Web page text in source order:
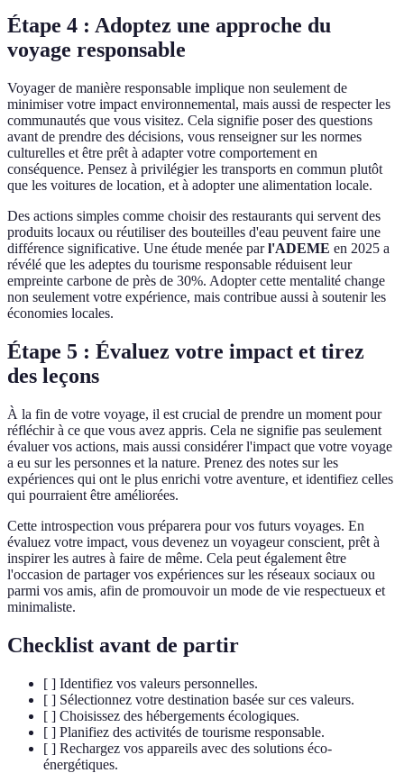
Étape 4 : Adoptez une approche du
voyage responsable
Voyager de manière responsable implique non seulement de
minimiser votre impact environnemental, mais aussi de respecter les
communautés que vous visitez. Cela signifie poser des questions
avant de prendre des décisions, vous renseigner sur les normes
culturelles et être prêt à adapter votre comportement en
conséquence. Pensez à privilégier les transports en commun plutôt
que les voitures de location, et à adopter une alimentation locale.
Des actions simples comme choisir des restaurants qui servent des
produits locaux ou réutiliser des bouteilles d'eau peuvent faire une
différence significative. Une étude menée parl'ADEME en 2025 a
révélé que les adeptes du tourisme responsable réduisent leur
empreinte carbone de près de 30%. Adopter cette mentalité change
non seulement votre expérience, mais contribue aussi à soutenir les
économies locales.
Étape 5 : Évaluez votre impact et tirez
des leçons
À la fin de votre voyage, il est crucial de prendre un moment pour
réfléchir à ce que vous avez appris. Cela ne signifie pas seulement
évaluer vos actions, mais aussi considérer l'impact que votre voyage
a eu sur les personnes et la nature. Prenez des notes sur les
expériences qui ont le plus enrichi votre aventure, et identifiez celles
qui pourraient être améliorées.
Cette introspection vous préparera pour vos futurs voyages. En
évaluez votre impact, vous devenez un voyageur conscient, prêt à
inspirer les autres à faire de même. Cela peut également être
l'occasion de partager vos expériences sur les réseaux sociaux ou
parmi vos amis, afin de promouvoir un mode de vie respectueux et
minimaliste.
Checklist avant de partir
[ ] Identifiez vos valeurs personnelles.
[ ] Sélectionnez votre destination basée sur ces valeurs.
[ ] Choisissez des hébergements écologiques.
[ ] Planifiez des activités de tourisme responsable.
[ ] Rechargez vos appareils avec des solutions éco-
énergétiques.